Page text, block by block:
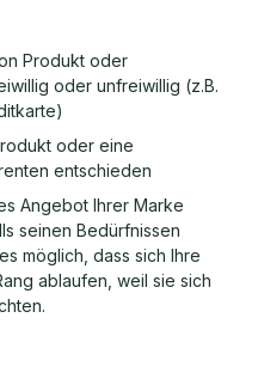
Produkt oder
oder unfreiwillig (z.B.
oder eine
entschieden
Angebot Ihrer Marke
seinen Bedürfnissen
möglich, dass sich Ihre
ablaufen, weil sie sich